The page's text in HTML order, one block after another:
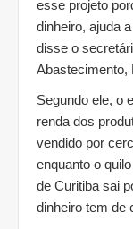
esse projeto
dinheiro, ajuda
disse o
Abastecimento,
Segundo ele, o
renda dos
vendido por
enquanto o
de Curitiba sai
dinheiro tem de